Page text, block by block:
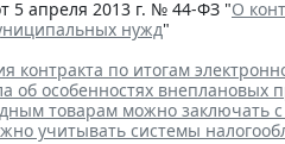
5 апреля 2013 г. № 44-ФЗ "О
нужд"
контракта по итогам
об особенностях внеплановых
товарам можно заключать
учитывать системы